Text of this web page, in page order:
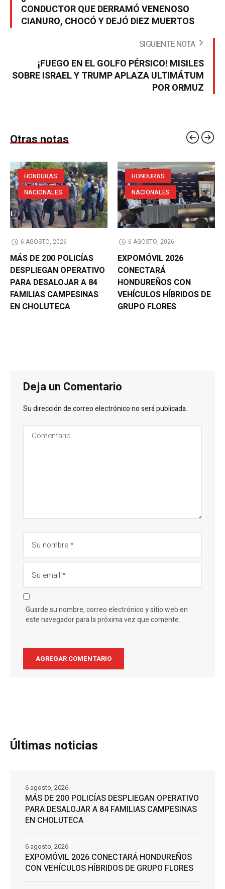
CONDUCTOR QUE DERRAMÓ VENENOSO
CIANURO, CHOCÓ Y DEJÓ DIEZ MUERTOS
SIGUIENTE NOTA
¡FUEGO EN EL GOLFO PÉRSICO! MISILES
SOBRE ISRAEL Y TRUMP APLAZA ULTIMÁTUM
POR ORMUZ
Otras notas
HONDURAS
NACIONALES
6 AGOSTO, 2026
MÁS DE 200 POLICÍAS
DESPLIEGAN OPERATIVO
PARA DESALOJAR A 84
FAMILIAS CAMPESINAS
EN CHOLUTECA
HONDURAS
NACIONALES
6 AGOSTO, 2026
EXPOMÓVIL 2026
CONECTARÁ
HONDUREÑOS CON
VEHÍCULOS HÍBRIDOS DE
GRUPO FLORES
Deja un Comentario
Su dirección de correo electrónico no será publicada.
Guarde su nombre, correo electrónico y sitio web en
este navegador para la próxima vez que comente.
Últimas noticias
MÁS DE 200 POLICÍAS DESPLIEGAN OPERATIVO
PARA DESALOJAR A 84 FAMILIAS CAMPESINAS
EN CHOLUTECA
6 agosto, 2026
EXPOMÓVIL 2026 CONECTARÁ HONDUREÑOS
CON VEHÍCULOS HÍBRIDOS DE GRUPO FLORES
6 agosto, 2026